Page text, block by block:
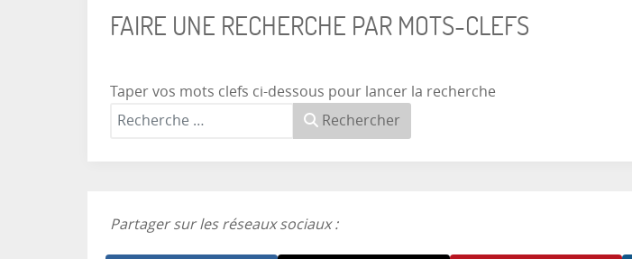
FAIRE UNE RECHERCHE PAR MOTS-CLEFS
Taper vos mots clefs ci-dessous pour lancer la recherche
Rechercher
Partager sur les réseaux sociaux :